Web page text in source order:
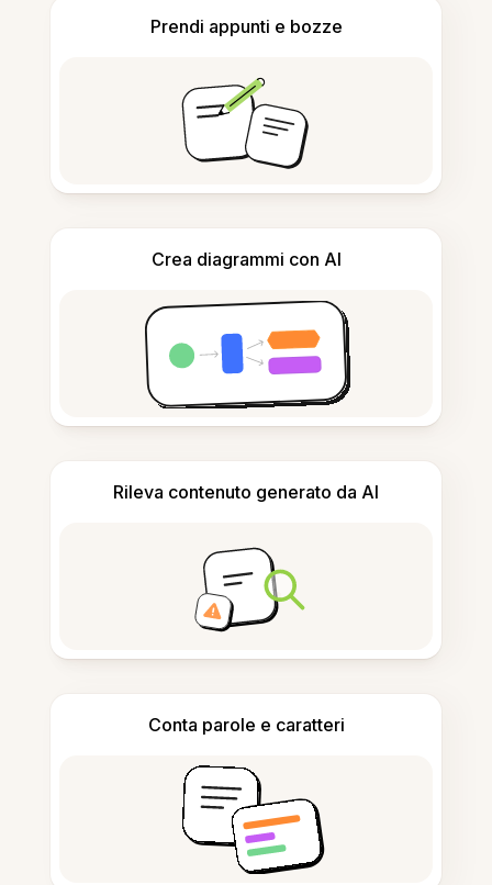
Prendi appunti e bozze
Crea diagrammi con AI
Rileva contenuto generato da AI
Conta parole e caratteri